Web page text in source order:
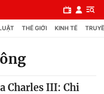
THẾ GIỚI KINH TẾ
Charles III: Chi